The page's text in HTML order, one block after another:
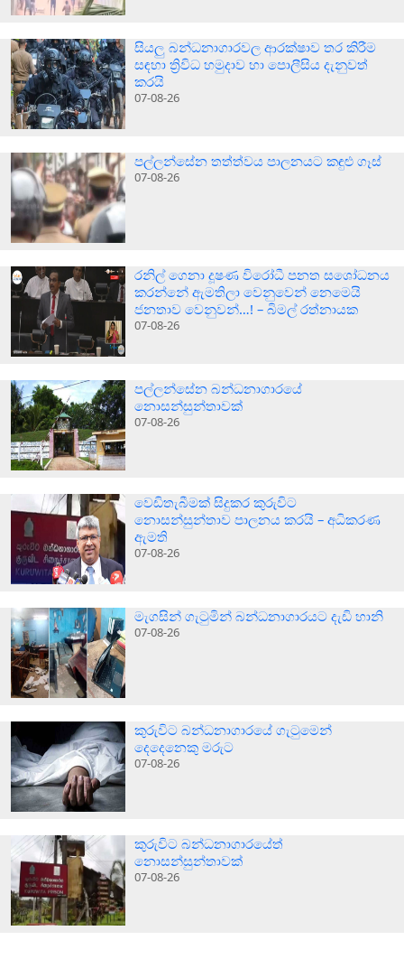
සියලු බන්ධනාගාරවල ආරක්ෂාව තර කිරීම
සඳහා ත්‍රිවිධ හමුදාව හා පොලීසිය දැනුවත්
කරයි
07-08-26
පල්ලන්සේන තත්ත්වය පාලනයට කඳුළු ගෑස්
07-08-26
රනිල් ගෙනා දූෂණ විරෝධී පනත සශෝධනය
කරන්නේ ඇමතිලා වෙනුවෙන් නෙමෙයි
ජනතාව වෙනුවන්…! – බිමල් රත්නායක
07-08-26
පල්ලන්සේන බන්ධනාගාරයේ
නොසන්සුන්තාවක්
07-08-26
වෙඩිතැබීමක් සිදුකර කුරුවිට
නොසන්සුන්තාව පාලනය කරයි – අධිකරණ
ඇමති
07-08-26
මැගසින් ගැටුමින් බන්ධනාගාරයට දැඩි හානි
07-08-26
කුරුවිට බන්ධනාගාරයේ ගැටුමෙන්
දෙදෙනෙකු මරුට
07-08-26
කුරුවිට බන්ධනාගාරයේත්
නොසන්සුන්තාවක්
07-08-26